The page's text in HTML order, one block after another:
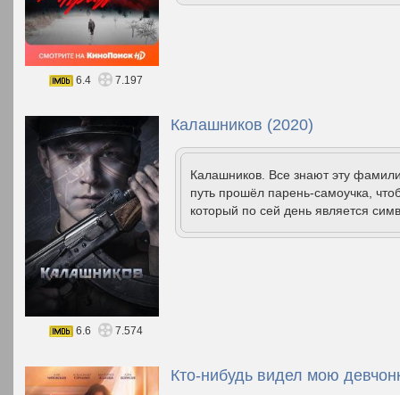
6.4 7.197
Калашников (2020)
Калашников. Все знают эту
путь прошёл парень-самоучка,
который по сей день является
6.6 7.574
Кто-нибудь видел мою